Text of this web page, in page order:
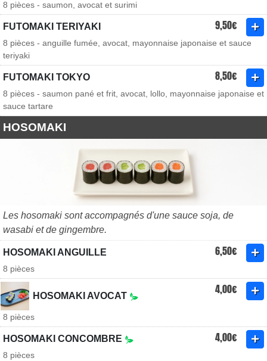
8 pièces - saumon, avocat et surimi
FUTOMAKI TERIYAKI 9,50€
8 pièces - anguille fumée, avocat, mayonnaise japonaise et sauce
teriyaki
FUTOMAKI TOKYO 8,50€
8 pièces - saumon pané et frit, avocat, lollo, mayonnaise japonaise et
sauce tartare
HOSOMAKI
Les hosomaki sont accompagnés d'une sauce soja, de
wasabi et de gingembre.
HOSOMAKI ANGUILLE 6,50€
8 pièces
HOSOMAKI AVOCAT 4,00€
8 pièces
HOSOMAKI CONCOMBRE 4,00€
8 pièces